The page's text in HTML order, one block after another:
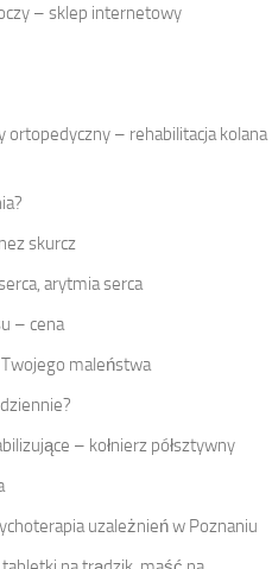
– sklep internetowy
ortopedyczny – rehabilitacja kolana
skurcz
arytmia serca
– cena
maleństwa
– kołnierz półsztywny
uzależnień w Poznaniu